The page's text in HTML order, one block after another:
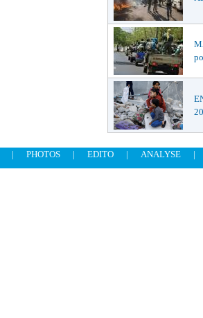
| PHOTOS | EDITO | ANALYSE
|